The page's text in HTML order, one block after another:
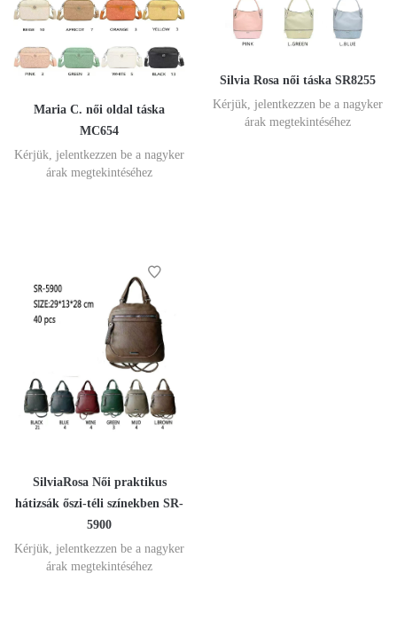
Maria C. női oldal táska
MC654
Kérjük, jelentkezzen be a nagyker
árak megtekintéséhez
Silvia Rosa női táska SR8255
Kérjük, jelentkezzen be a nagyker
árak megtekintéséhez
SilviaRosa Női praktikus
hátizsák őszi-téli színekben SR-
5900
Kérjük, jelentkezzen be a nagyker
árak megtekintéséhez